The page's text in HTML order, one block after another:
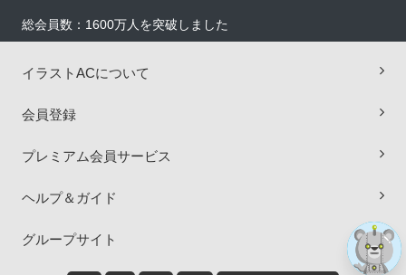
総会員数：1600万人を突破しました
イラストACについて
会員登録
プレミアム会員サービス
ヘルプ＆ガイド
グループサイト